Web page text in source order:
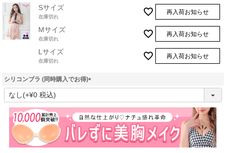
Sサイズ
在庫切れ
再入荷お知らせ
Mサイズ
在庫切れ
再入荷お知らせ
Lサイズ
在庫切れ
再入荷お知らせ
シリコンブラ (同時購入でお得)
(
須
)